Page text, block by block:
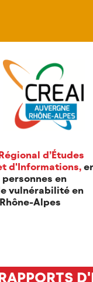
d’Études
d'Informations,
en
vulnérabilité en
Alpes